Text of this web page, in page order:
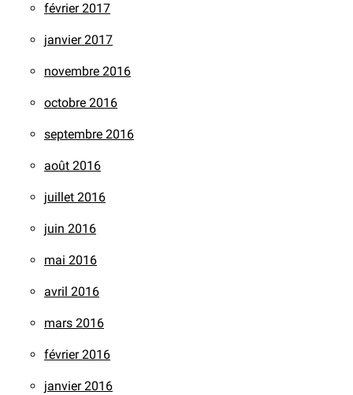
février 2017
janvier 2017
novembre 2016
octobre 2016
septembre 2016
août 2016
juillet 2016
juin 2016
mai 2016
avril 2016
mars 2016
février 2016
janvier 2016